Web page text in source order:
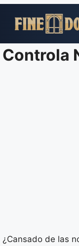
para
conteúdo
Controla
¿Cansado de las